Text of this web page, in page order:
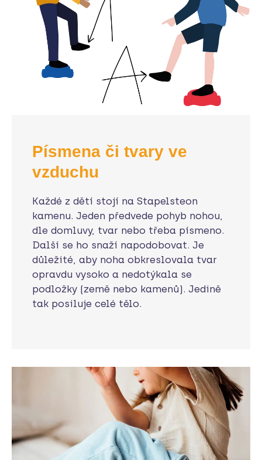
Písmena či tvary ve
vzduchu
Každé z dětí stojí na Stapelsteon
kamenu. Jeden předvede pohyb nohou,
dle domluvy, tvar nebo třeba písmeno.
Další se ho snaží napodobovat. Je
důležité, aby noha obkreslovala tvar
opravdu vysoko a nedotýkala se
podložky (země nebo kamenů). Jedině
tak posiluje celé tělo.